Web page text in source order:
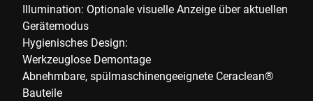
Illumination: Optionale visuelle Anzeige über aktuellen
Gerätemodus
Hygienisches Design:
Werkzeuglose Demontage
Abnehmbare, spülmaschinengeeignete Ceraclean®
Bauteile